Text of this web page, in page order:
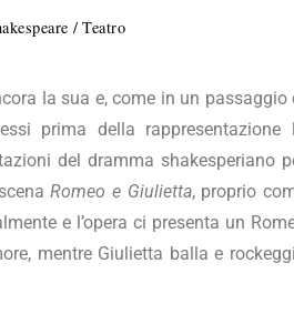
/ Teatro
la sua e, come in un passaggio
prima della rappresentazione
del dramma shakesperiano
Romeo e Giulietta, proprio
e l’opera ci presenta un
mentre Giulietta balla e